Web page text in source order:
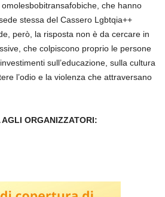
che hanno
stessa del Cassero Lgbtqia++
però, la risposta non è da cercare in
che colpiscono proprio le persone
sull’educazione, sulla cultura
l’odio e la violenza che attraversano
AGLI ORGANIZZATORI: